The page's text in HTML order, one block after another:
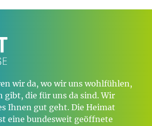
wir da, wo wir uns wohlfühlen,
gibt, die für uns da sind. Wir
Ihnen gut geht. Die Heimat
eine bundesweit geöffnete